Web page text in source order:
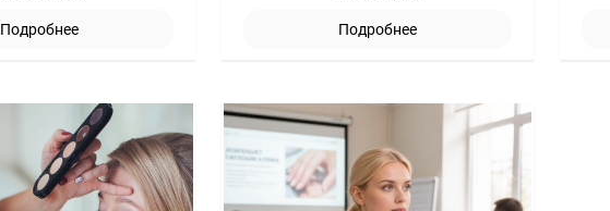
Подробнее Подробнее